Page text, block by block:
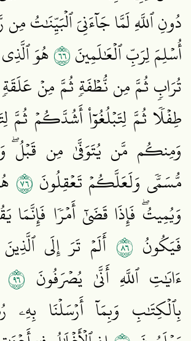
دُونِ ٱللَّهِ لَمَّا جَآءَنِيَ ٱلۡبَيِّنَٰتُ
أُسۡلِمَ لِرَبِّ ٱلۡعَٰلَمِينَ٦٦هُوَ
تُرَابٖ ثُمَّ مِن نُّطۡفَةٖ ثُمَّ مِنۡ
طِفۡلٗا ثُمَّ لِتَبۡلُغُوٓاْ أَشُدَّكُمۡ ثُمَّ
وَمِنكُم مَّن يُتَوَفَّىٰ مِن قَبۡلُۖ
مُّسَمّٗى وَلَعَلَّكُمۡ تَعۡقِلُونَ ٦٧
وَيُمِيتُۖ فَإِذَا قَضَىٰٓ أَمۡرٗا
فَيَكُونُ ٦٨ أَلَمۡ تَرَ إِلَى
ءَايَٰتِ ٱللَّهِ أَنَّىٰ يُصۡرَفُونَ ٦٩
بِٱلۡكِتَٰبِ وَبِمَآ أَرۡسَلۡنَا بِهِۦ